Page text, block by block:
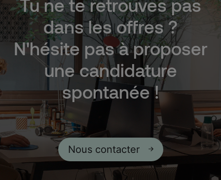
Tu ne te retrouves pas
dans les offres ?
N'hésite pas à proposer
une candidature
spontanée !
Nous contacter